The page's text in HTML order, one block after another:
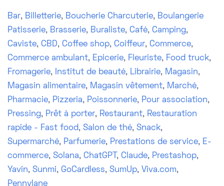
Bar, Billetterie, Boucherie Charcuterie, Boulangerie
Patisserie, Brasserie, Buraliste, Café, Camping,
Caviste, CBD, Coffee shop, Coiffeur, Commerce,
Commerce ambulant, Epicerie, Fleuriste, Food truck,
Fromagerie, Institut de beauté, Librairie, Magasin,
Magasin alimentaire, Magasin vêtement, Marché,
Pharmacie, Pizzeria, Poissonnerie, Pour association,
Pressing, Prêt à porter, Restaurant, Restauration
rapide - Fast food, Salon de thé, Snack,
Supermarché, Parfumerie, Prestations de service, E-
commerce, Solana, ChatGPT , Claude, Prestashop,
Yavin, Sunmi, GoCardless, SumUp, Viva.com,
Pennylane